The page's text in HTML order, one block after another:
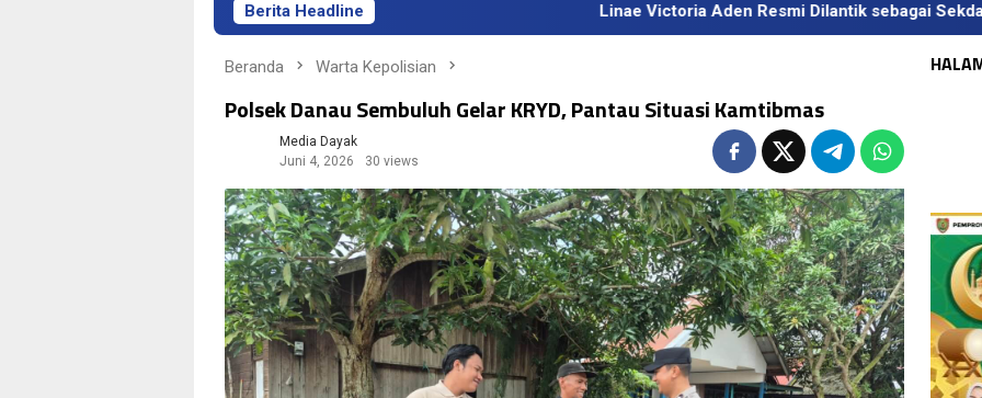
Berita Headline Linae Victoria Aden Resmi Dilantik sebagai Sekda Definitif
Beranda Warta Kepolisian
Polsek Danau Sembuluh Gelar KRYD, Pantau Situasi Kamtibmas
Media Dayak
Juni 4, 2026
30 views